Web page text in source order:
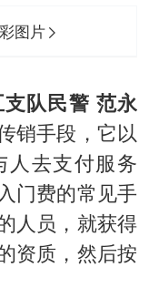
图片
队民警 范永
销手段，它以
人去支付服务
门费的常见手
人员，就获得
资质，然后按